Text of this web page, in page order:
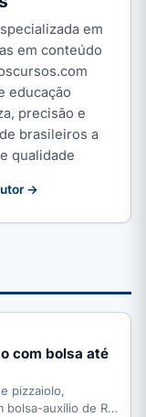
em
em conteúdo
educação
precisão e
brasileiros a
qualidade
→
com bolsa até
pizzaiolo,
bolsa-auxílio de R$